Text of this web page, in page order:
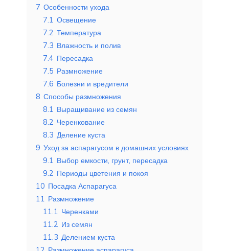
7 Особенности ухода
7.1 Освещение
7.2 Температура
7.3 Влажность и полив
7.4 Пересадка
7.5 Размножение
7.6 Болезни и вредители
8 Способы размножения
8.1 Выращивание из семян
8.2 Черенкование
8.3 Деление куста
9 Уход за аспарагусом в домашних условиях
9.1 Выбор емкости, грунт, пересадка
9.2 Периоды цветения и покоя
10 Посадка Аспарагуса
11 Размножение
11.1 Черенками
11.2 Из семян
11.3 Делением куста